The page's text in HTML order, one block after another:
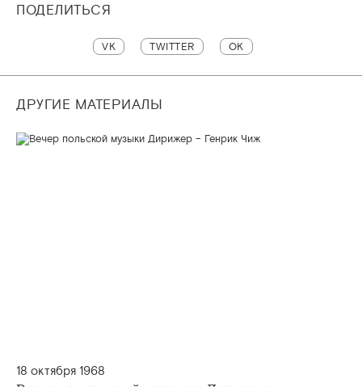
ПОДЕЛИТЬСЯ
VK TWITTER OK
ДРУГИЕ МАТЕРИАЛЫ
18 октября 1968